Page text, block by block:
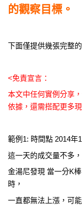
的觀察目標。
下面僅提供幾張完整
<免責宣言：
本文中任何實例分享
依據，還需搭配更多
範例1: 時間點 2014年
這一天的成交量不多
金湯尼發現 當一分K
時，
一直都無法上漲，可